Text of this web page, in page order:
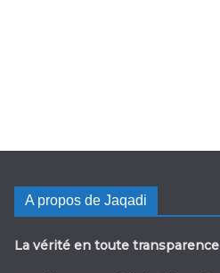
A propos de Jaqadi
La vérité en toute transparence